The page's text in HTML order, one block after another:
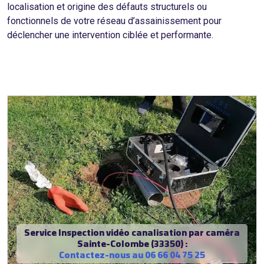
localisation et origine des défauts structurels ou
fonctionnels de votre réseau d’assainissement pour
déclencher une intervention ciblée et performante.
Service Inspection vidéo canalisation par caméra
Sainte-Colombe (33350) :
Contactez-nous au 06 66 04 75 25